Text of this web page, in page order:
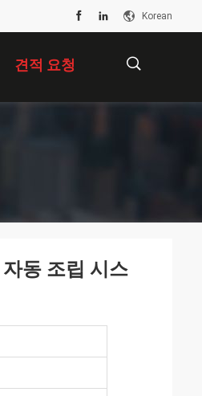
Korean
견적 요청
동 조립 시스